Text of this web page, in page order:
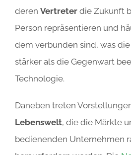
deren Vertreter die Zukunft
Person repräsentieren und
dem verbunden sind, was
stärker als die Gegenwart
Technologie.
Daneben treten
Lebenswelt, die die Märkte
bedienenden Unternehmen